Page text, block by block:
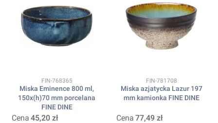
Kod produktu
FIN-768365
Miska Eminence 800 ml,
150x(h)70 mm porcelana
FINE DINE
Cena 45,20 zł
Kod produktu
FIN-781708
Miska azjatycka Lazur 197
mm kamionka FINE DINE
Cena 77,49 zł